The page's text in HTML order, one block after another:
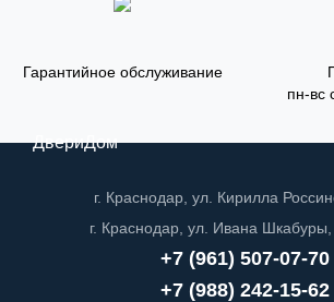
Гарантийное обслуживание
пн-вс
ДвериДом
г. Краснодар, ул. Кирилла
г. Краснодар, ул. Ивана
+7 (961) 507-07-70
+7 (988) 242-15-62